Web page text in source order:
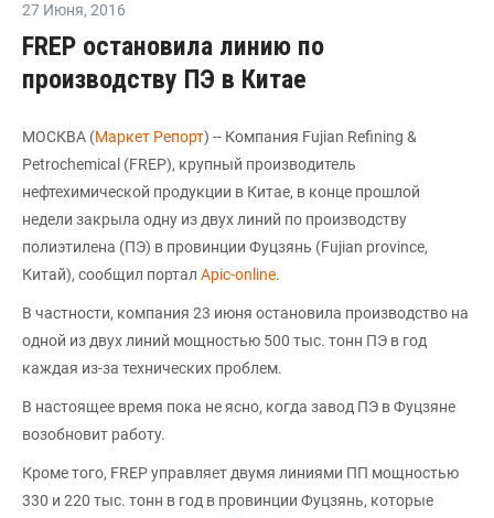
27 Июня, 2016
FREP остановила линию по
производству ПЭ в Китае
МОСКВА (Маркет Репорт) -- Компания Fujian Refining &
Petrochemical (FREP), крупный производитель
нефтехимической продукции в Китае, в конце прошлой
недели закрыла одну из двух линий по производству
полиэтилена (ПЭ) в провинции Фуцзянь (Fujian province,
Китай), сообщил портал Apic-online.
В частности, компания 23 июня остановила производство на
одной из двух линий мощностью 500 тыс. тонн ПЭ в год
каждая из-за технических проблем.
В настоящее время пока не ясно, когда завод ПЭ в Фуцзяне
возобновит работу.
Кроме того, FREP управляет двумя линиями ПП мощностью
330 и 220 тыс. тонн в год в провинции Фуцзянь, которые